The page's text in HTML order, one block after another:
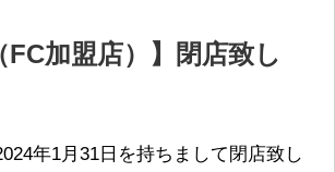
FC加盟店）】閉店致し
年1月31日を持ちまして閉店致し